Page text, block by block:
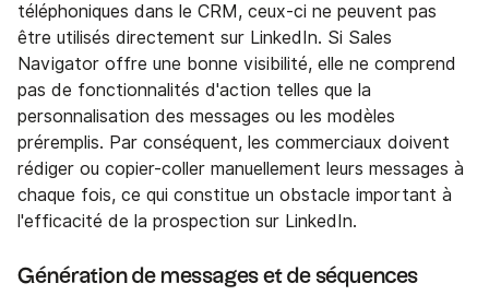
téléphoniques dans le CRM, ceux-ci ne peuvent pas
être utilisés directement sur LinkedIn. Si Sales
Navigator offre une bonne visibilité, elle ne comprend
pas de fonctionnalités d'action telles que la
personnalisation des messages ou les modèles
préremplis. Par conséquent, les commerciaux doivent
rédiger ou copier-coller manuellement leurs messages à
chaque fois, ce qui constitue un obstacle important à
l'efficacité de la prospection sur LinkedIn.
Génération de messages et de séquences